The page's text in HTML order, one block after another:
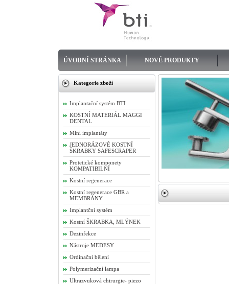
ÚVODNÍ STRÁNKA NOVÉ PRODUKTY
Kategorie zboží
Implantační systém BTI
KOSTNÍ MATERIÁL MAGGI
DENTAL
Mini implantáty
JEDNORÁZOVÉ KOSTNÍ
ŠKRABKY SAFESCRAPER
Protetické komponety
KOMPATIBILNÍ
Kostní regenerace
Kostní regenerace GBR a
MEMBRÁNY
Implantční systém
Kostní ŠKRABKA, MLÝNEK
Dezinfekce
Nástroje MEDESY
Ordinační bělení
Polymerizační lampa
Ultrazvuková chirurgie- piezo